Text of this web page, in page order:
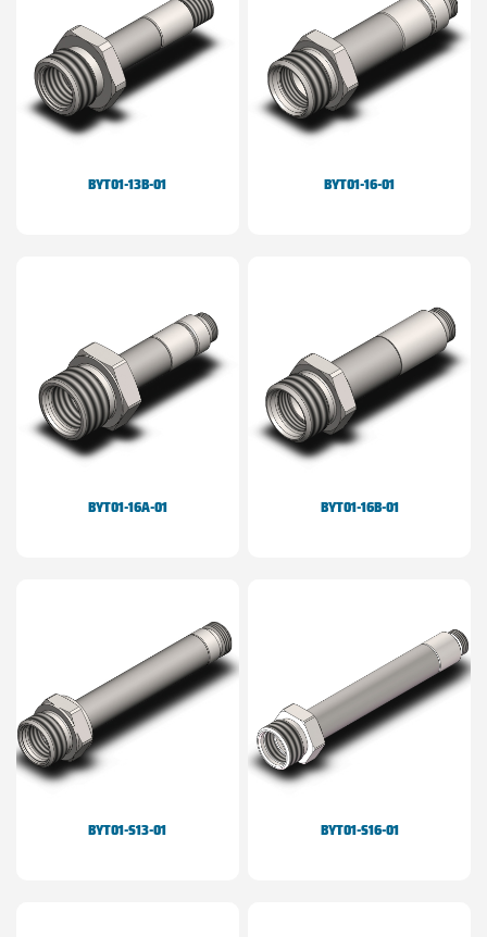
BYT01-13B-01 BYT01-16-01
BYT01-16A-01 BYT01-16B-01
BYT01-S13-01 BYT01-S16-01